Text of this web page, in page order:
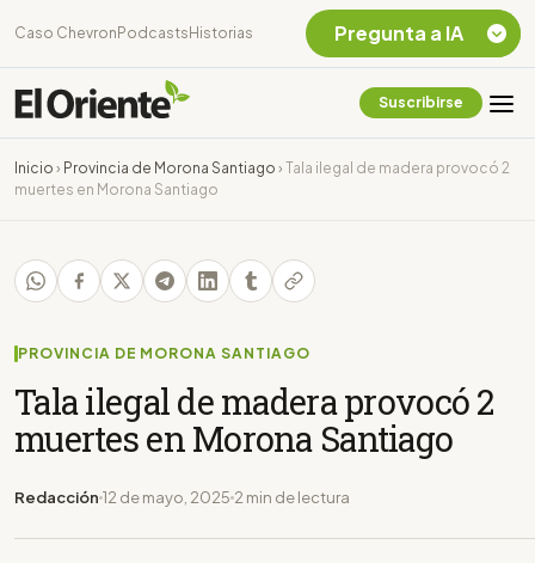
Caso Chevron Podcasts Historias
Suscribirse
Inicio › Provincia de Morona Santiago › Tala ilegal de madera provocó 2
muertes en Morona Santiago
PROVINCIA DE MORONA SANTIAGO
Tala ilegal de madera provocó 2
muertes en Morona Santiago
Redacción 12 de mayo, 2025 2 min de lectura
Pregunta a IA
Chevron Ecuador